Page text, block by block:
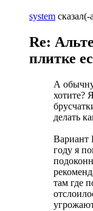
system сказал(-
Re:
плитке
А
хотите?
делать
Вариант
году я
там где